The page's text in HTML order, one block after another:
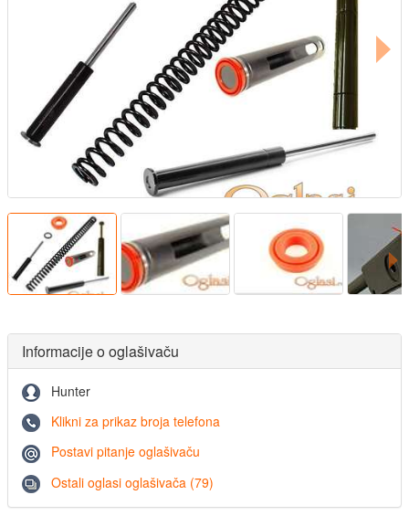
Informacije o oglašivaču
Hunter
Klikni za prikaz broja telefona
Postavi pitanje oglašivaču
Ostali oglasi oglašivača (79)